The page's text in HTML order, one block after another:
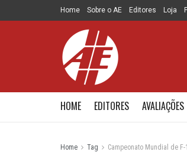
Home Sobre o AE Editores Loja
HOME EDITORES AVALIAÇÕES
Home Tag Campeonato Mundial de F-